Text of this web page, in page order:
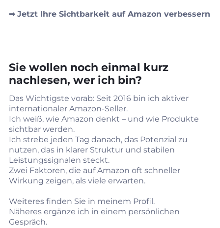
➡︎ Jetzt Ihre Sichtbarkeit auf Amazon verbessern
Sie wollen noch einmal kurz
nachlesen, wer ich bin?
Das Wichtigste vorab: Seit 2016 bin ich aktiver
internationaler Amazon‑Seller.
Ich weiß, wie Amazon denkt – und wie Produkte
sichtbar werden.
Ich strebe jeden Tag danach, das Potenzial zu
nutzen, das in klarer Struktur und stabilen
Leistungssignalen steckt.
Zwei Faktoren, die auf Amazon oft schneller
Wirkung zeigen, als viele erwarten.
Weiteres finden Sie in meinem Profil.
Näheres ergänze ich in einem persönlichen
Gespräch.